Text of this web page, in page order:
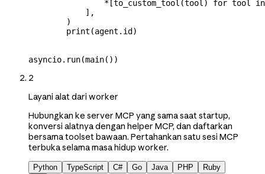
                *
[to_custom_tool(tool) for tool in
            ],
        )
        print
(agent.id)
asyncio.run(main())
2
Layani alat dari worker
Hubungkan ke server MCP yang sama saat startup,
konversi alatnya dengan helper MCP, dan daftarkan
bersama toolset bawaan. Pertahankan satu sesi MCP
terbuka selama masa hidup worker.
Python TypeScript C# Go Java PHP Ruby